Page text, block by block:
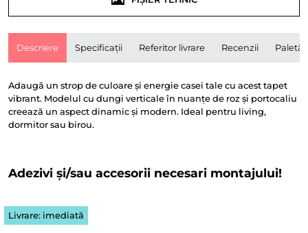
Descriere Specificații Referitor livrare Recenzii Paletă
Adaugă un strop de culoare și energie casei tale cu acest tapet
vibrant. Modelul cu dungi verticale în nuanțe de roz și portocaliu
creează un aspect dinamic și modern. Ideal pentru living,
dormitor sau birou.
Adezivi și/sau accesorii necesari montajului!
Livrare: imediată